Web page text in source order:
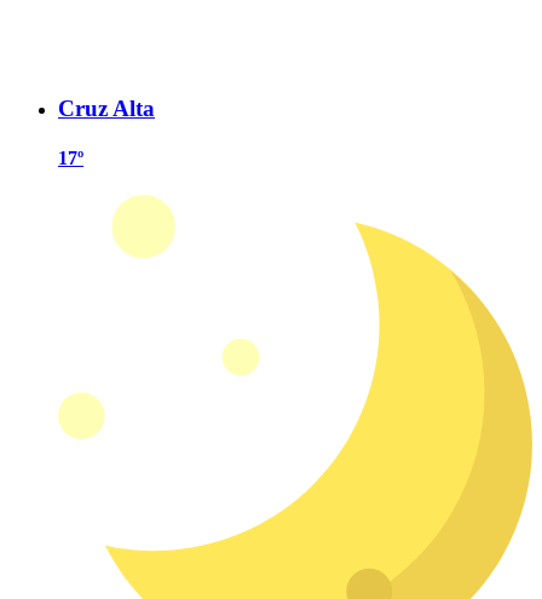
Cruz Alta
17º